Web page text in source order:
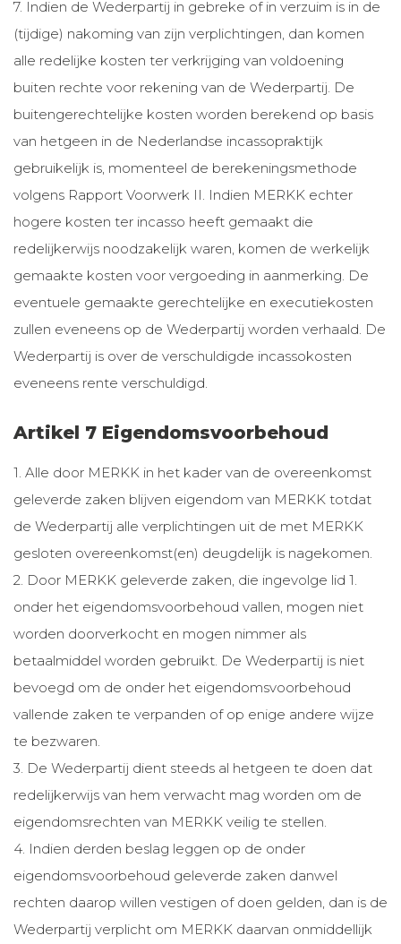
7. Indien de Wederpartij in gebreke of in verzuim is in de
(tijdige) nakoming van zijn verplichtingen, dan komen
alle redelijke kosten ter verkrijging van voldoening
buiten rechte voor rekening van de Wederpartij. De
buitengerechtelijke kosten worden berekend op basis
van hetgeen in de Nederlandse incassopraktijk
gebruikelijk is, momenteel de berekeningsmethode
volgens Rapport Voorwerk II. Indien MERKK echter
hogere kosten ter incasso heeft gemaakt die
redelijkerwijs noodzakelijk waren, komen de werkelijk
gemaakte kosten voor vergoeding in aanmerking. De
eventuele gemaakte gerechtelijke en executiekosten
zullen eveneens op de Wederpartij worden verhaald. De
Wederpartij is over de verschuldigde incassokosten
eveneens rente verschuldigd.
Artikel 7 Eigendomsvoorbehoud
1. Alle door MERKK in het kader van de overeenkomst
geleverde zaken blijven eigendom van MERKK totdat
de Wederpartij alle verplichtingen uit de met MERKK
gesloten overeenkomst(en) deugdelijk is nagekomen.
2. Door MERKK geleverde zaken, die ingevolge lid 1.
onder het eigendomsvoorbehoud vallen, mogen niet
worden doorverkocht en mogen nimmer als
betaalmiddel worden gebruikt. De Wederpartij is niet
bevoegd om de onder het eigendomsvoorbehoud
vallende zaken te verpanden of op enige andere wijze
te bezwaren.
3. De Wederpartij dient steeds al hetgeen te doen dat
redelijkerwijs van hem verwacht mag worden om de
eigendomsrechten van MERKK veilig te stellen.
4. Indien derden beslag leggen op de onder
eigendomsvoorbehoud geleverde zaken danwel
rechten daarop willen vestigen of doen gelden, dan is de
Wederpartij verplicht om MERKK daarvan onmiddellijk